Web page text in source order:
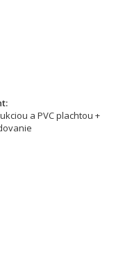
a PVC plachtou +